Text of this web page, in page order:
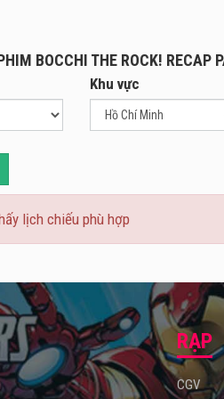
Khi
nhờ
Nhật
BOCCHI THE ROCK! RECAP
Khu vực
lịch chiếu phù hợp
RẠP
CGV